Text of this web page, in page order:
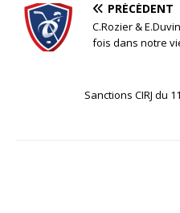
PRÉCÉDENT
C.Rozier &
fois dans notre
Sanctions CIRJ du